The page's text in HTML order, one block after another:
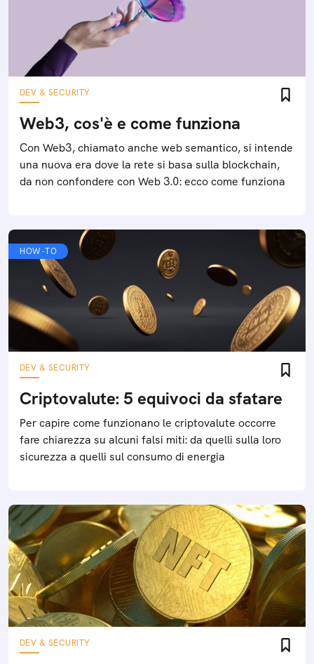
DEV & SECURITY
Web3, cos'è e come funziona
Con Web3, chiamato anche web semantico, si intende
una nuova era dove la rete si basa sulla blockchain,
da non confondere con Web 3.0: ecco come funziona
HOW-TO
DEV & SECURITY
Criptovalute: 5 equivoci da sfatare
Per capire come funzionano le criptovalute occorre
fare chiarezza su alcuni falsi miti: da quelli sulla loro
sicurezza a quelli sul consumo di energia
DEV & SECURITY